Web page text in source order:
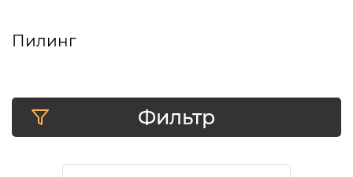
Пилинг
Фильтр